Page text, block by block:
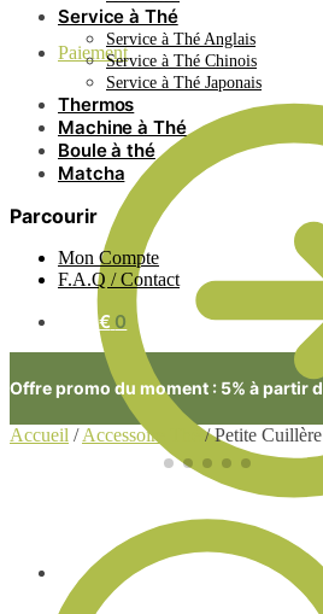
Paiement
0.00
Service à Thé
Service à Thé Anglais
Service à Thé Chinois
Service à Thé Japonais
Thermos
Machine à Thé
Boule à thé
Matcha
Parcourir
Mon Compte
F.A.Q / Contact
0.00€ 0
Offre promo du moment : 5% à partir
Accueil /Accessoire Thé /Petite